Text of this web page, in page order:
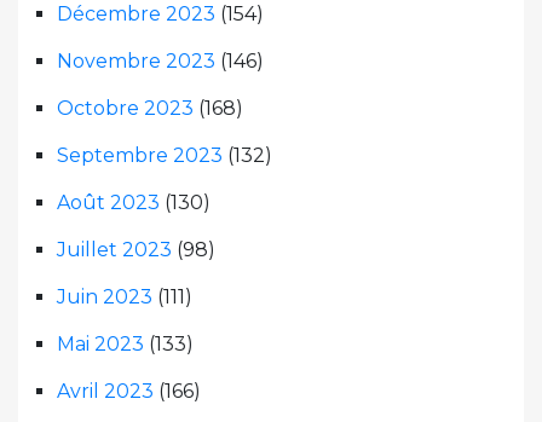
Décembre 2023 (154)
Novembre 2023 (146)
Octobre 2023 (168)
Septembre 2023 (132)
Août 2023 (130)
Juillet 2023 (98)
Juin 2023 (111)
Mai 2023 (133)
Avril 2023 (166)